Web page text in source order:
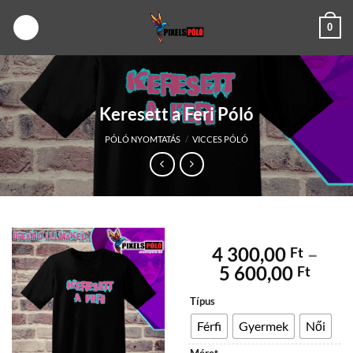
0
Keresett a Feri Póló
PÓLÓ NYOMTATÁS / VICCES PÓLÓ
4 300,00 Ft –
5 600,00 Ft
-
5
Típus
Férfi Gyermek Női